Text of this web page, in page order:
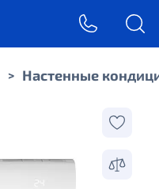
> Настенные